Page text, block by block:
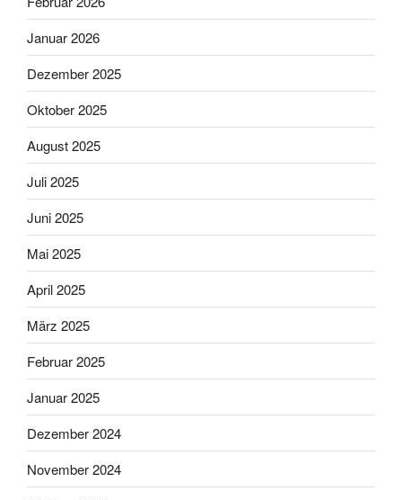
Januar 2026
Dezember 2025
Oktober 2025
August 2025
Juli 2025
Juni 2025
Mai 2025
April 2025
März 2025
Februar 2025
Januar 2025
Dezember 2024
November 2024